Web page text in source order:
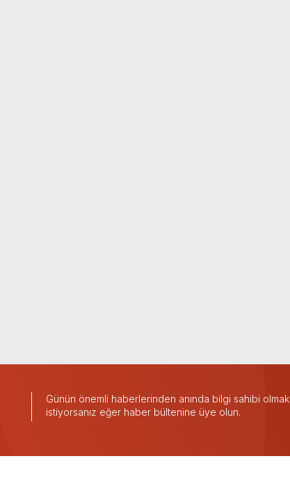
Günün önemli haberlerinden anında bilgi sahibi olmak
istiyorsanız eğer haber bültenine üye olun.